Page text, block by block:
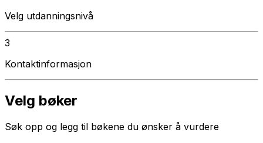
Velg utdanningsnivå
3
Kontaktinformasjon
Velg bøker
Søk opp og legg til bøkene du ønsker å vurdere